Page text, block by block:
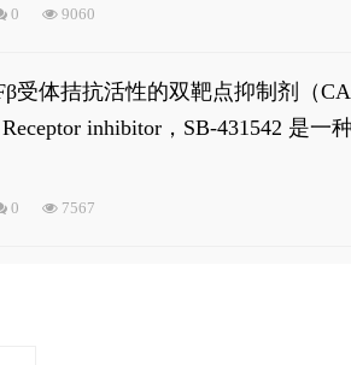
0 9060
受体拮抗活性的双靶点抑制剂（
inhibitor，SB-431542 是
0 7567